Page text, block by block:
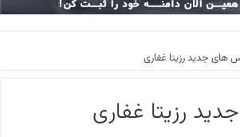
های جدید رزیتا غفاری
رزیتا غفاری